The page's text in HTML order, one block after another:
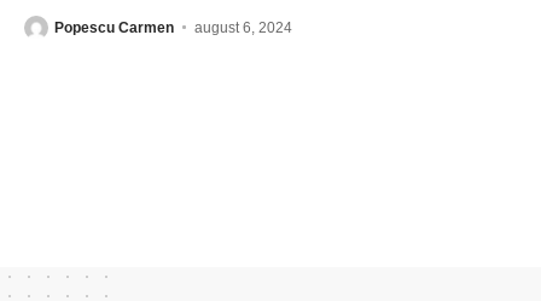
Popescu Carmen august 6, 2024